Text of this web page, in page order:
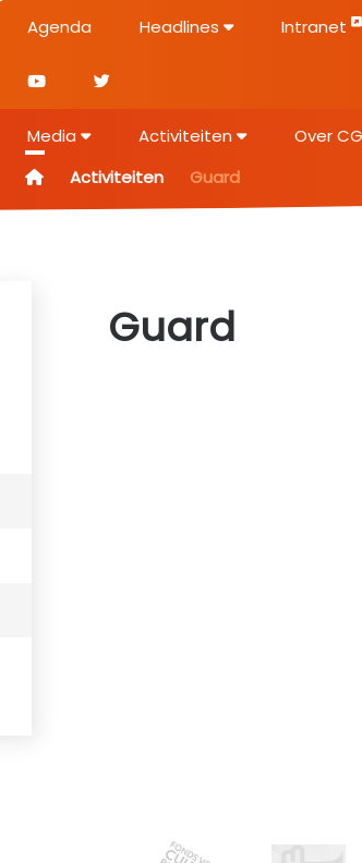
Agenda Headlines Intranet
Media Activiteiten Over
Activiteiten
Guard
Guard